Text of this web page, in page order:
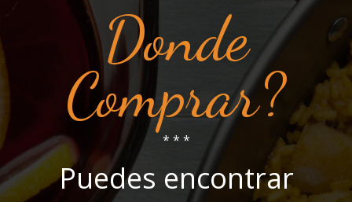
Donde
Comprar?
* * *
Puedes encontrar